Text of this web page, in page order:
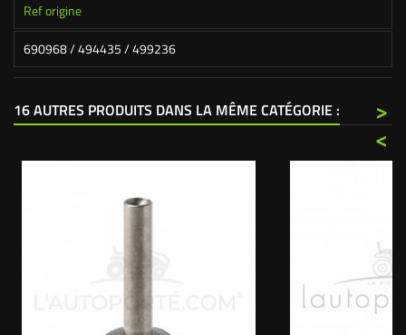
Ref origine
690968 / 494435 / 499236
16 AUTRES PRODUITS DANS LA MÊME CATÉGORIE :
>
<